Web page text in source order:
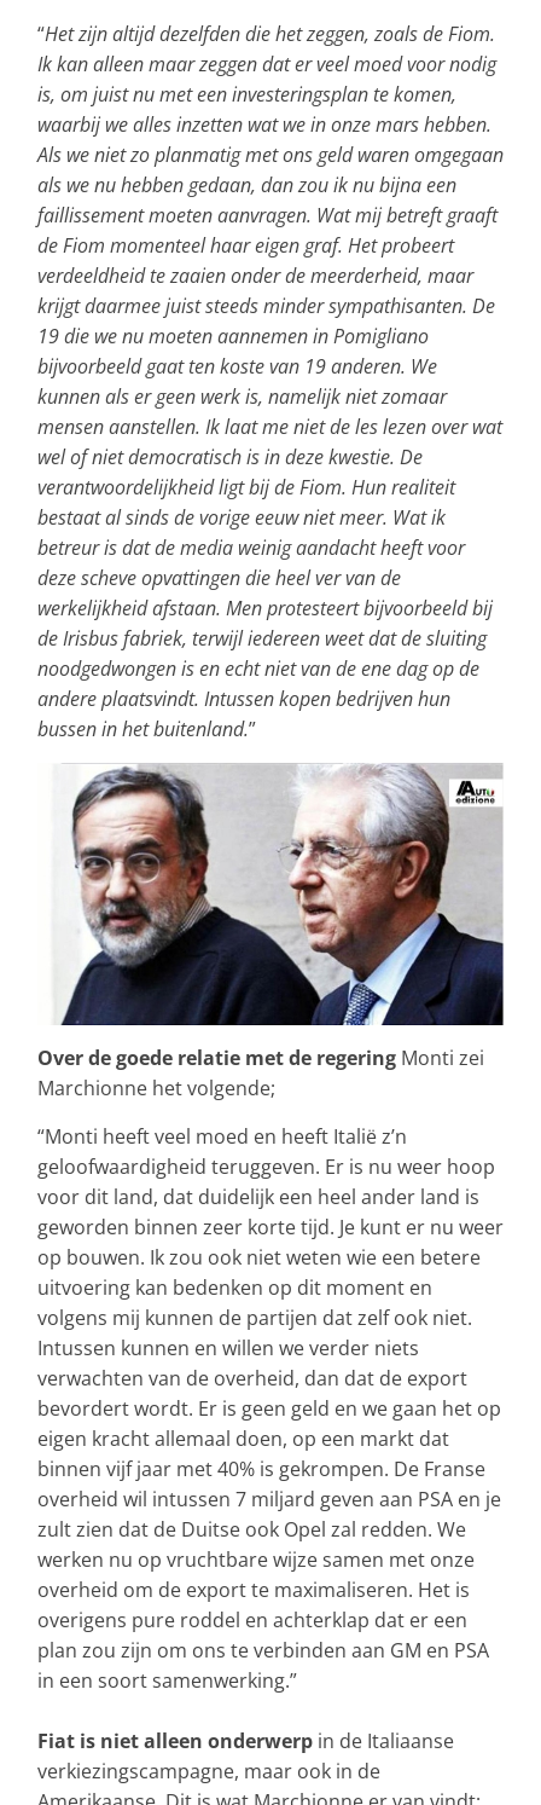
“Het zijn altijd dezelfden die het zeggen, zoals de Fiom.
Ik kan alleen maar zeggen dat er veel moed voor nodig
is, om juist nu met een investeringsplan te komen,
waarbij we alles inzetten wat we in onze mars hebben.
Als we niet zo planmatig met ons geld waren omgegaan
als we nu hebben gedaan, dan zou ik nu bijna een
faillissement moeten aanvragen. Wat mij betreft graaft
de Fiom momenteel haar eigen graf. Het probeert
verdeeldheid te zaaien onder de meerderheid, maar
krijgt daarmee juist steeds minder sympathisanten. De
19 die we nu moeten aannemen in Pomigliano
bijvoorbeeld gaat ten koste van 19 anderen. We
kunnen als er geen werk is, namelijk niet zomaar
mensen aanstellen. Ik laat me niet de les lezen over wat
wel of niet democratisch is in deze kwestie. De
verantwoordelijkheid ligt bij de Fiom. Hun realiteit
bestaat al sinds de vorige eeuw niet meer. Wat ik
betreur is dat de media weinig aandacht heeft voor
deze scheve opvattingen die heel ver van de
werkelijkheid afstaan. Men protesteert bijvoorbeeld bij
de Irisbus fabriek, terwijl iedereen weet dat de sluiting
noodgedwongen is en echt niet van de ene dag op de
andere plaatsvindt. Intussen kopen bedrijven hun
bussen in het buitenland.”
Over de goede relatie met de regering Monti zei
Marchionne het volgende;
“Monti heeft veel moed en heeft Italië z’n
geloofwaardigheid teruggeven. Er is nu weer hoop
voor dit land, dat duidelijk een heel ander land is
geworden binnen zeer korte tijd. Je kunt er nu weer
op bouwen. Ik zou ook niet weten wie een betere
uitvoering kan bedenken op dit moment en
volgens mij kunnen de partijen dat zelf ook niet.
Intussen kunnen en willen we verder niets
verwachten van de overheid, dan dat de export
bevordert wordt. Er is geen geld en we gaan het op
eigen kracht allemaal doen, op een markt dat
binnen vijf jaar met 40% is gekrompen. De Franse
overheid wil intussen 7 miljard geven aan PSA en je
zult zien dat de Duitse ook Opel zal redden. We
werken nu op vruchtbare wijze samen met onze
overheid om de export te maximaliseren. Het is
overigens pure roddel en achterklap dat er een
plan zou zijn om ons te verbinden aan GM en PSA
in een soort samenwerking.”
Fiat is niet alleen onderwerp in de Italiaanse
verkiezingscampagne, maar ook in de